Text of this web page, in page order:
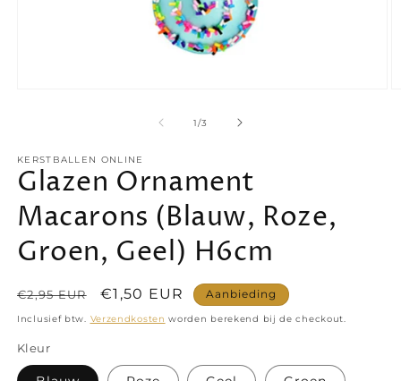
1/van
3
KERSTBALLEN ONLINE
Glazen Ornament
Macarons (Blauw, Roze,
Groen, Geel) H6cm
Normale
prijs
€2,95 EUR Aanbiedingsprijs
€1,50 EUR Aanbieding
Inclusief btw. Verzendkosten worden berekend bij de checkout.
Kleur